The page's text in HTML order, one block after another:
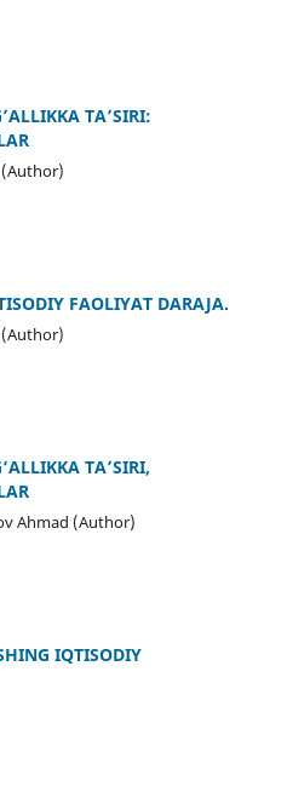
TA’SIRI:
(Author)
FAOLIYAT DARAJA.
TA’SIRI,
Ahmad (Author)
IQTISODIY